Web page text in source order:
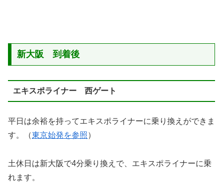
新大阪 到着後
エキスポライナー 西ゲート
平日は余裕を持ってエキスポライナーに乗り換えができま
す。（東京始発を参照）
土休日は新大阪で4分乗り換えで、エキスポライナーに乗
れます。